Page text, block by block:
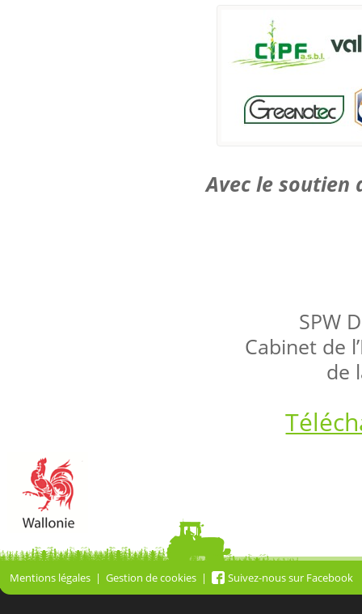
Avec le soutien
SPW
Cabinet de
de
Mentions légales Gestion de cookies Suivez-nous sur Facebook